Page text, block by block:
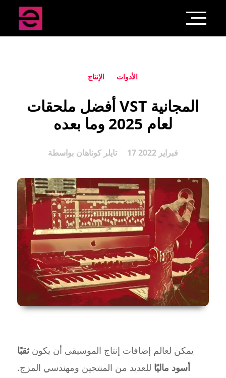
الإنتاج الأدوات
أفضل ملحقات VST المجانية
لعام 2025 وما بعده
بواسطة تايلر كوناهان 17 فبراير 2022
يمكن لعالم إضافات إنتاج الموسيقى أن يكونثقبًا
أسود ماليًا للعديد من المنتجين ومهندسي المزج.